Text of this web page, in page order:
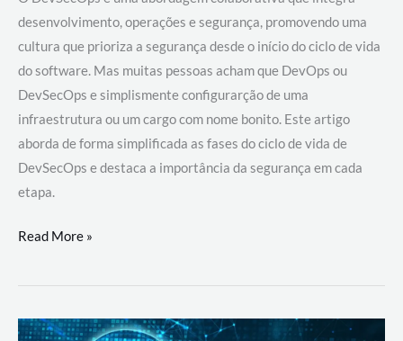
desenvolvimento, operações e segurança, promovendo uma
cultura que prioriza a segurança desde o início do ciclo de vida
do software. Mas muitas pessoas acham que DevOps ou
DevSecOps e simplismente configurarção de uma
infraestrutura ou um cargo com nome bonito. Este artigo
aborda de forma simplificada as fases do ciclo de vida de
DevSecOps e destaca a importância da segurança em cada
etapa.
DevSecOps
Prática:
Desenvolvimento,
Read More »